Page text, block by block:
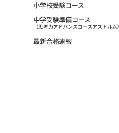
小学校受験コース
中学受験準備コース
（思考力アドバンスコースアストルム）
最新合格速報